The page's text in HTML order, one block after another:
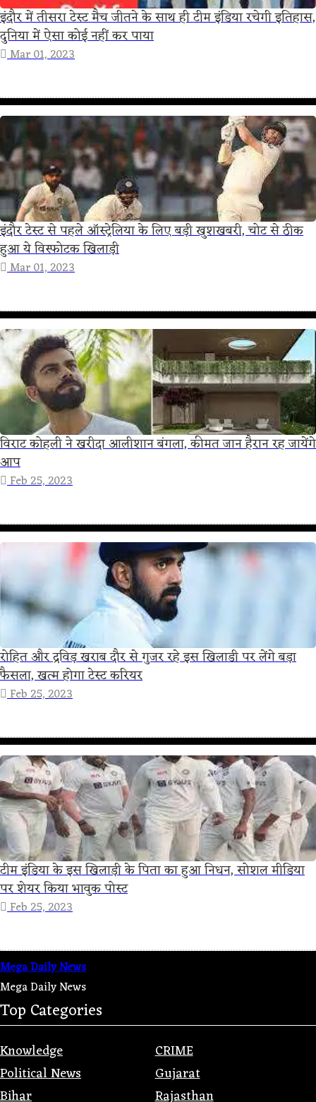
इंदौर में तीसरा टेस्ट मैच जीतने के साथ ही टीम इंडिया रचेगी इतिहास,
दुनिया में ऐसा कोई नहीं कर पाया
Mar 01, 2023
इंदौर टेस्ट से पहले ऑस्ट्रेलिया के लिए बड़ी खुशखबरी, चोट से ठीक
हुआ ये विस्फोटक खिलाड़ी
Mar 01, 2023
विराट कोहली ने खरीदा आलीशान बंगला, कीमत जान हैरान रह जायेंगे
आप
Feb 25, 2023
रोहित और द्रविड़ खराब दौर से गुजर रहे इस खिलाडी पर लेंगे बड़ा
फैसला, खत्म होगा टेस्ट करियर
Feb 25, 2023
टीम इंडिया के इस खिलाड़ी के पिता का हुआ निधन, सोशल मीडिया
पर शेयर किया भावुक पोस्ट
Feb 25, 2023
Mega Daily News
Mega Daily News
Top Categories
Knowledge
CRIME
Political News
Gujarat
Bihar
Rajasthan